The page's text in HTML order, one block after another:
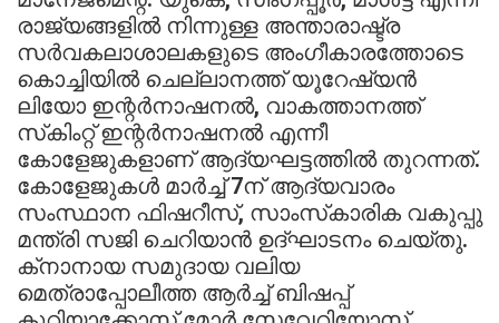
രാജ്യങ്ങളില്‍ നിന്നുള്ള അന്താരാഷ്ട്ര
സര്‍വകലാശാലകളുടെ അംഗീകാരത്തോടെ
കൊച്ചിയില്‍ ചെല്ലാനത്ത് യൂറേഷ്യന്‍
ലിയോ ഇന്റര്‍നാഷനല്‍, വാകത്താനത്ത്
സ്‌കിംറ്റ് ഇന്റര്‍നാഷനല്‍ എന്നീ
കോളേജുകളാണ് ആദ്യഘട്ടത്തില്‍ തുറന്നത്.
കോളേജുകള്‍ മാര്‍ച്ച് 7ന് ആദ്യവാരം
സംസ്ഥാന ഫിഷറീസ്, സാംസ്‌കാരിക വകുപ്പു
മന്ത്രി സജി ചെറിയാന്‍ ഉദ്ഘാടനം ചെയ്തു.
ക്‌നാനായ സമുദായ വലിയ
മെത്രാപ്പോലീത്ത ആര്‍ച്ച് ബിഷപ്പ്